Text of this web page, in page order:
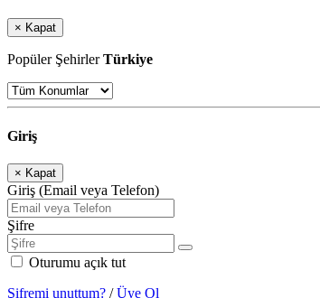
× Kapat
Popüler ŞehirlerTürkiye
Giriş
× Kapat
Giriş (Email veya Telefon)
Şifre
Oturumu açık tut
Şifremi unuttum? /Üye Ol